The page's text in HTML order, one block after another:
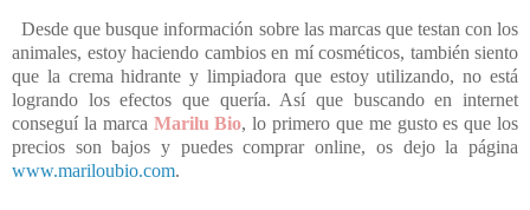
Desde que busque información sobre las marcas que testan con los
animales, estoy haciendo cambios en mí cosméticos, también siento
que la crema hidrante y limpiadora que estoy utilizando, no está
logrando los efectos que quería. Así que buscando en internet
conseguí la marca Marilu Bio, lo primero que me gusto es que los
precios son bajos y puedes comprar online, os dejo la página
www.mariloubio.com.